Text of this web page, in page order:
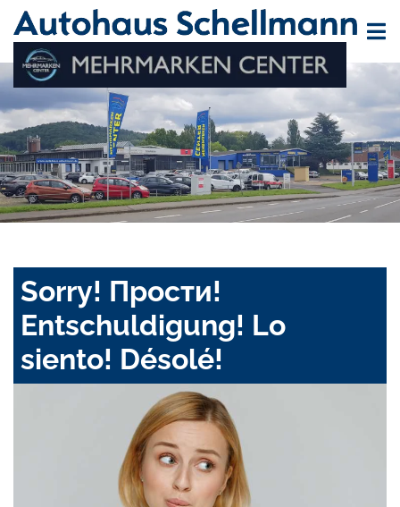
Sorry! Прости!
Entschuldigung! Lo
siento! Désolé!